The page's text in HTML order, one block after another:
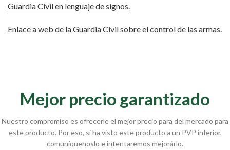
Guardia Civil en lenguaje de signos.
Enlace a web de la Guardia Civil sobre el control de las armas.
Mejor precio garantizado
Nuestro compromiso es ofrecerle el mejor precio para del mercado para
este producto. Por eso, si ha visto este producto a un PVP inferior,
comuníquenoslo e intentaremos mejorárlo.